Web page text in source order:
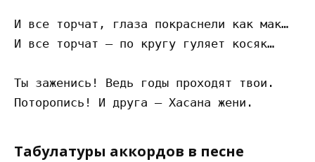
И все торчат, глаза покраснели как мак…
И все торчат – по кругу гуляет косяк…
Ты заженись! Ведь годы проходят твои.
Табулатуры аккордов в песне